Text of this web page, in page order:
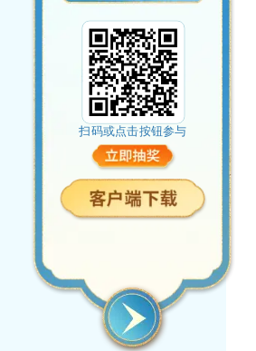
扫码或点击按钮参与